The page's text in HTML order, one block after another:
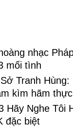
nhạc
mối tình
Tranh
kìm hãm
Hãy Nghe Tôi
đặc biệt